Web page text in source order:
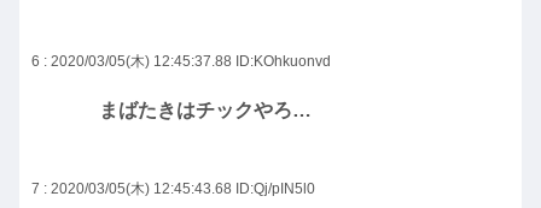
6 : 2020/03/05(木) 12:45:37.88 ID:KOhkuonvd
まばたきはチックやろ…
7 : 2020/03/05(木) 12:45:43.68 ID:Qj/pIN5l0